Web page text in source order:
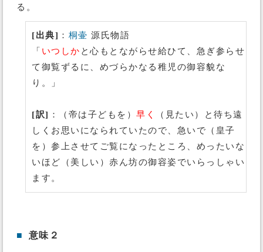
る。
[出典] ： 桐壷 源氏物語
「 いつしか と心もとながらせ給ひて、急ぎ参らせ
て御覧ずるに、めづらかなる稚児の御容貌な
り。」
[訳] ：（帝は子どもを） 早く
（見たい）と待ち遠
しくお思いになられていたので、急いで（皇子
を）参上させてご覧になったところ、めったいな
いほど（美しい）赤ん坊の御容姿でいらっしゃい
ます。
■ 意味２